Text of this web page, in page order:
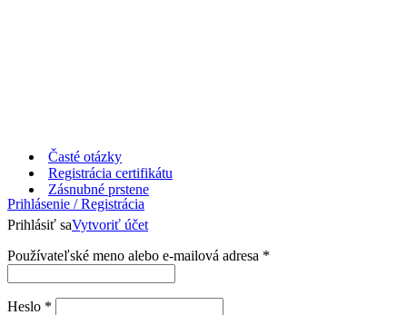
Časté otázky
Registrácia certifikátu
Prihlásenie / Registrácia
Prihlásiť saVytvoriť účet
Používateľské meno alebo e-mailová adresa *
Heslo *
Zásnubné prstene